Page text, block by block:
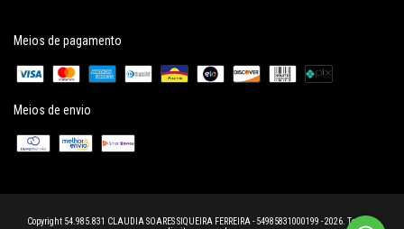
Meios de pagamento
Meios de envio
Copyright 54.985.831 CLAUDIA SOARES SIQUEIRA FERREIRA - 54985831000199 - 2026. Todos os